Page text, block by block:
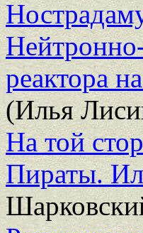
реактора
(Илья
На той
Пираты.